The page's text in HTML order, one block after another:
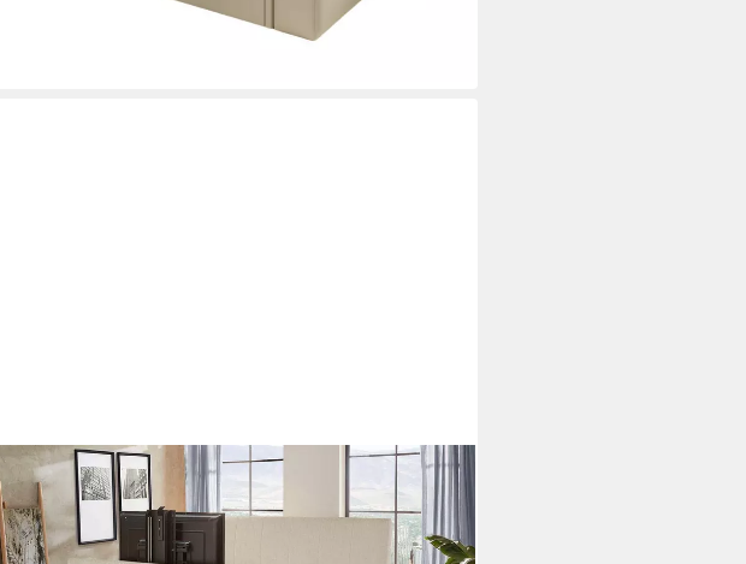
JOCKENHÖFER GRUPPE
Boxspringbett Bel Air erhältlich in der Größe 180x200cm,
mit versenkbarem TV-Lift und Fernbedienung,
Bettkasten/Stauraum